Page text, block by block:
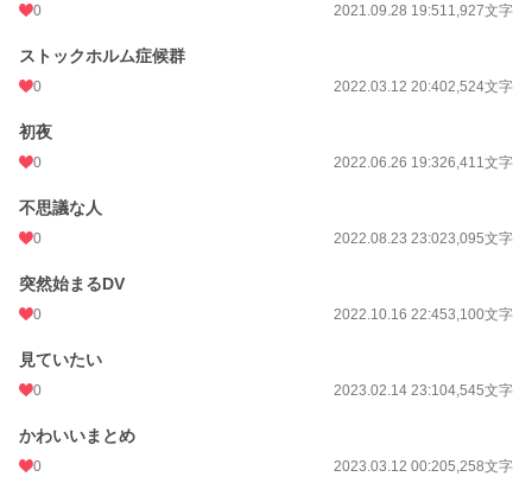
文字数
更新日時
初回公開日時
週間ポイント 63 pt (41,753 位)
月間ポイント
年間ポイント
0 2021.09.28 19:511,927文字
ストックホルム症候群
0 2022.03.12 20:402,524文字
初夜
0 2022.06.26 19:326,411文字
不思議な人
0 2022.08.23 23:023,095文字
突然始まるDV
0 2022.10.16 22:453,100文字
見ていたい
0 2023.02.14 23:104,545文字
かわいいまとめ
0 2023.03.12 00:205,258文字